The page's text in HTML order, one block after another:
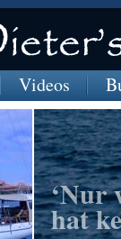
Videos
‘Nur
hat